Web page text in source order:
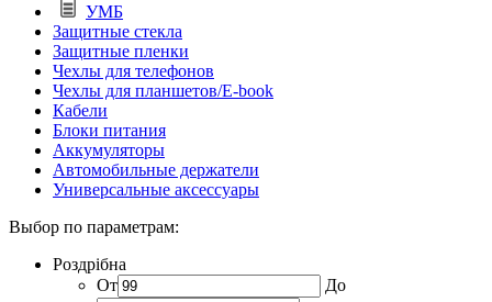
УМБ
Защитные стекла
Защитные пленки
Чехлы для телефонов
Чехлы для планшетов/E-book
Кабели
Блоки питания
Аккумуляторы
Автомобильные держатели
Универсальные аксессуары
Выбор по параметрам:
Роздрібна
От
До